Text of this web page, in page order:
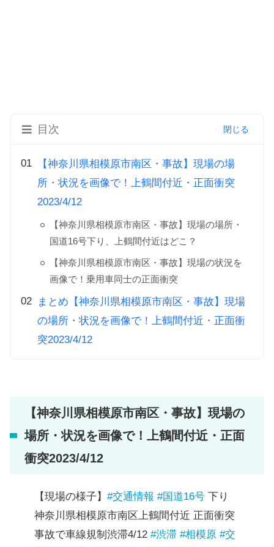
目次
【神奈川県相模原市南区・事故】現場の場
所・状況を画像で！上鶴間付近・正面衝突
2023/4/12
【神奈川県相模原市南区・事故】現場の場所・
国道16号下り、上鶴間付近はどこ？
【神奈川県相模原市南区・事故】現場の状況を
画像で！乗用車同士の正面衝突
まとめ【神奈川県相模原市南区・事故】現場
の場所・状況を画像で！上鶴間付近・正面衝
突2023/4/12
【神奈川県相模原市南区・事故】現場の
場所・状況を画像で！上鶴間付近・正面
衝突2023/4/12
【現場の様子】 #交通情報 #国道16号 下り
神奈川県相模原市南区上鶴間付近 正面衝突
事故で車線規制渋滞4/12 #渋滞 #相模原 #交